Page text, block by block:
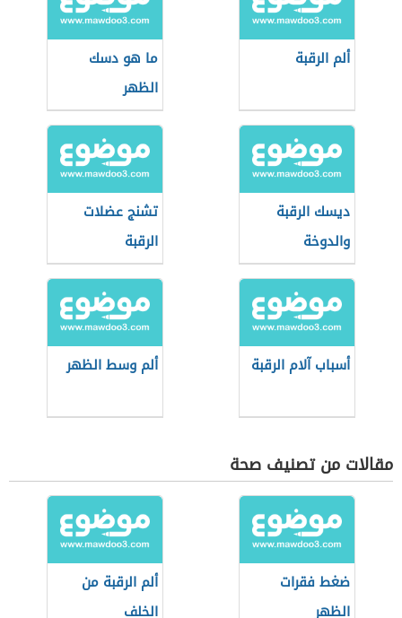
ألم الرقبة
ما هو دسك
الظهر
ديسك الرقبة
والدوخة
تشنج عضلات
الرقبة
أسباب آلام الرقبة ألم وسط الظهر
مقالات من تصنيف صحة
ضغط فقرات
الظهر
ألم الرقبة من
الخلف